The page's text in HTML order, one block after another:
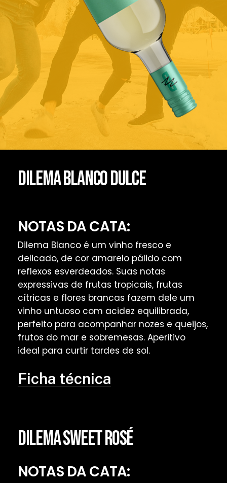
DILEMA BLANCO DULCE
NOTAS DA CATA:
Dilema Blanco é um vinho fresco e
delicado, de cor amarelo pálido com
reflexos esverdeados. Suas notas
expressivas de frutas tropicais, frutas
cítricas e flores brancas fazem dele um
vinho untuoso com acidez equilibrada,
perfeito para acompanhar nozes e queijos,
frutos do mar e sobremesas. Aperitivo
ideal para curtir tardes de sol.
Ficha técnica
DILEMA SWEET ROSÉ
NOTAS DA CATA: